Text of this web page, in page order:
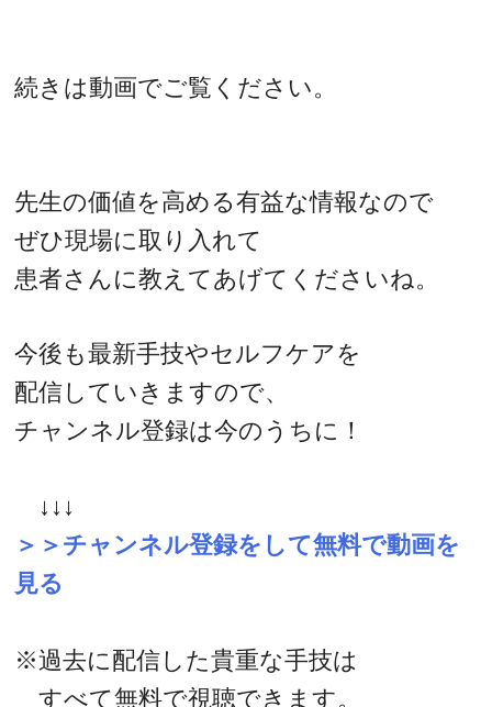
続きは動画でご覧ください。
先生の価値を高める有益な情報なので
ぜひ現場に取り入れて
患者さんに教えてあげてくださいね。
今後も最新手技やセルフケアを
配信していきますので、
チャンネル登録は今のうちに！
↓↓↓
＞＞チャンネル登録をして無料で動画を
見る
※過去に配信した貴重な手技は
すべて無料で視聴できます。